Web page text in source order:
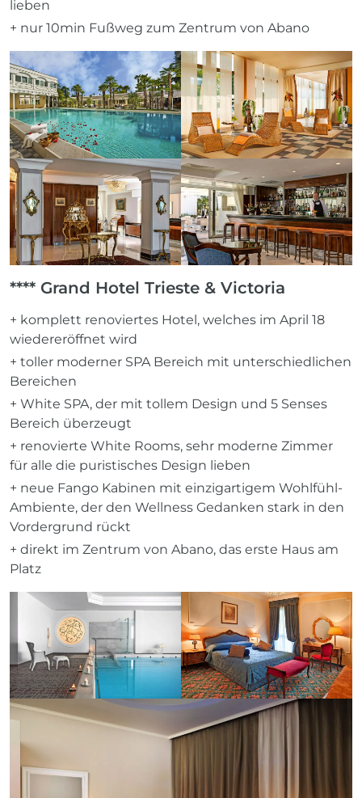
lieben
+ nur 10min Fußweg zum Zentrum von Abano
**** Grand Hotel Trieste & Victoria
+ komplett renoviertes Hotel, welches im April 18
wiedereröffnet wird
+ toller moderner SPA Bereich mit unterschiedlichen
Bereichen
+ White SPA, der mit tollem Design und 5 Senses
Bereich überzeugt
+ renovierte White Rooms, sehr moderne Zimmer
für alle die puristisches Design lieben
+ neue Fango Kabinen mit einzigartigem Wohlfühl-
Ambiente, der den Wellness Gedanken stark in den
Vordergrund rückt
+ direkt im Zentrum von Abano, das erste Haus am
Platz